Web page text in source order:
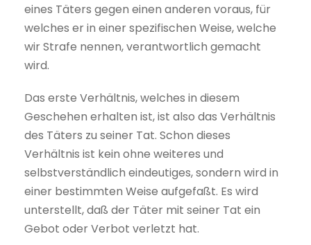
eines Täters gegen einen anderen voraus, für
welches er in einer spezifischen Weise, welche
wir Strafe nennen, verantwortlich gemacht
wird.
Das erste Verhältnis, welches in diesem
Geschehen erhalten ist, ist also das Verhältnis
des Täters zu seiner Tat. Schon dieses
Verhältnis ist kein ohne weiteres und
selbstverständlich eindeutiges, sondern wird in
einer bestimmten Weise aufgefaßt. Es wird
unterstellt, daß der Täter mit seiner Tat ein
Gebot oder Verbot verletzt hat.